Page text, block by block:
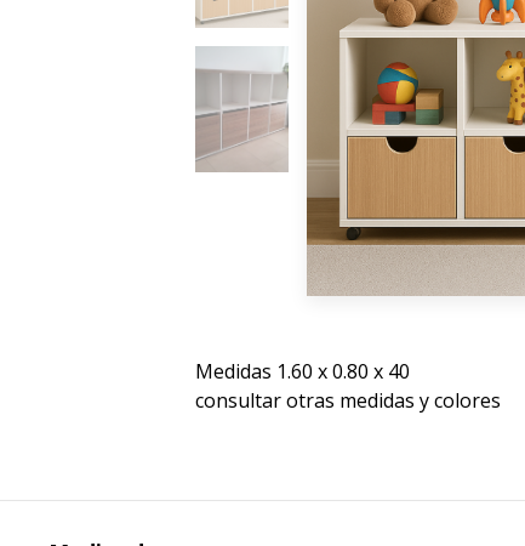
Medidas 1.60 x 0.80 x 40
consultar otras medidas y colores